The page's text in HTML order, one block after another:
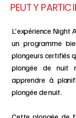
PEUT Y
L'expérience Night
un programme
plongeurs certifiés
plongée de nuit
apprendre à
plongée de nuit.